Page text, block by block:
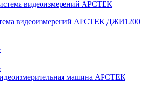
видеоизмерений АРСТЕК ДЖИ1200